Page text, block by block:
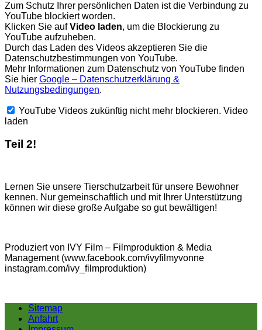
Zum Schutz Ihrer persönlichen Daten ist die Verbindung zu
YouTube blockiert worden.
Klicken Sie aufVideo laden, um die Blockierung zu
YouTube aufzuheben.
Durch das Laden des Videos akzeptieren Sie die
Datenschutzbestimmungen von YouTube.
Mehr Informationen zum Datenschutz von YouTube finden
Sie hier Google – Datenschutzerklärung &
Nutzungsbedingungen.
YouTube Videos zukünftig nicht mehr blockieren. Video
laden
Teil 2!
Lernen Sie unsere Tierschutzarbeit für unsere Bewohner
kennen. Nur gemeinschaftlich und mit Ihrer Unterstützung
können wir diese große Aufgabe so gut bewältigen!
Produziert von IVY Film – Filmproduktion & Media
Management (www.facebook.com/ivyfilmyvonne
instagram.com/ivy_filmproduktion)
Sitemap
Anfahrt